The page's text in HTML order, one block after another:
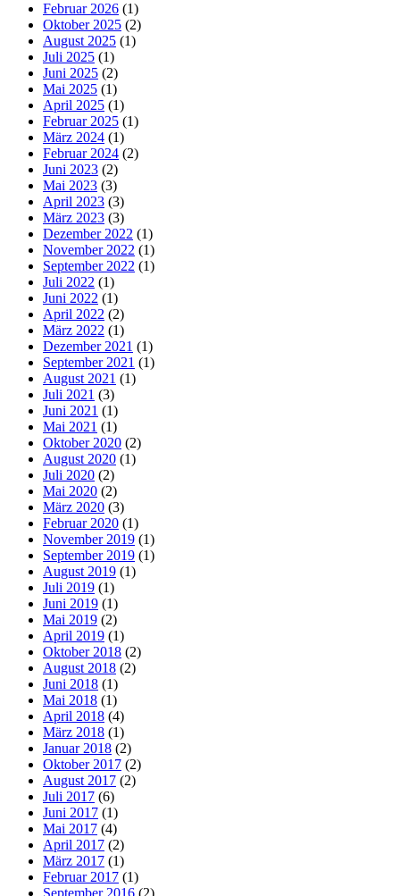
Februar 2026 (1)
Oktober 2025 (2)
August 2025 (1)
Juli 2025 (1)
Juni 2025 (2)
Mai 2025 (1)
April 2025 (1)
Februar 2025 (1)
März 2024 (1)
Februar 2024 (2)
Juni 2023 (2)
Mai 2023 (3)
April 2023 (3)
März 2023 (3)
Dezember 2022 (1)
November 2022 (1)
September 2022 (1)
Juli 2022 (1)
Juni 2022 (1)
April 2022 (2)
März 2022 (1)
Dezember 2021 (1)
September 2021 (1)
August 2021 (1)
Juli 2021 (3)
Juni 2021 (1)
Mai 2021 (1)
Oktober 2020 (2)
August 2020 (1)
Juli 2020 (2)
Mai 2020 (2)
März 2020 (3)
Februar 2020 (1)
November 2019 (1)
September 2019 (1)
August 2019 (1)
Juli 2019 (1)
Juni 2019 (1)
Mai 2019 (2)
April 2019 (1)
Oktober 2018 (2)
August 2018 (2)
Juni 2018 (1)
Mai 2018 (1)
April 2018 (4)
März 2018 (1)
Januar 2018 (2)
Oktober 2017 (2)
August 2017 (2)
Juli 2017 (6)
Juni 2017 (1)
Mai 2017 (4)
April 2017 (2)
März 2017 (1)
Februar 2017 (1)